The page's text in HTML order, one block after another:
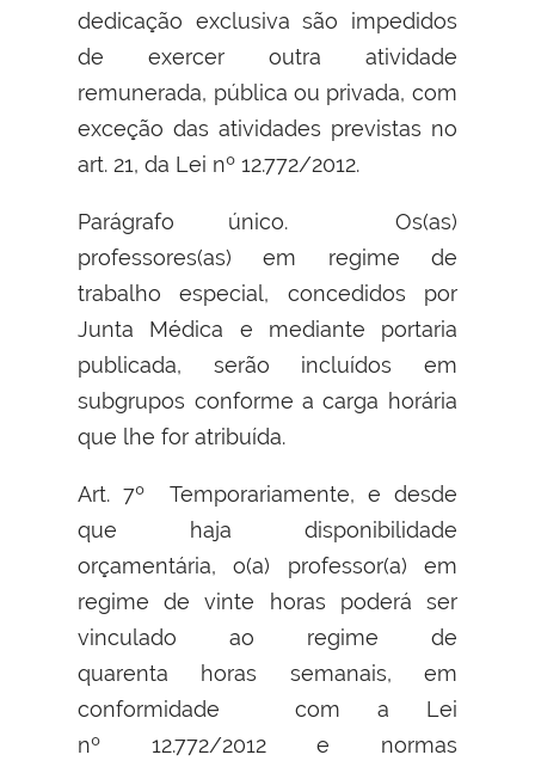
dedicação exclusiva são impedidos
de exercer outra atividade
remunerada, pública ou privada, com
exceção das atividades previstas no
art. 21, da Lei nº 12.772/2012.
Parágrafo único. Os(as)
professores(as) em regime de
trabalho especial, concedidos por
Junta Médica e mediante portaria
publicada, serão incluídos em
subgrupos conforme a carga horária
que lhe for atribuída.
Art. 7º Temporariamente, e desde
que haja disponibilidade
orçamentária, o(a) professor(a) em
regime de vinte horas poderá ser
vinculado ao regime de
quarenta horas semanais, em
conformidade com a Lei
nº 12.772/2012 e normas